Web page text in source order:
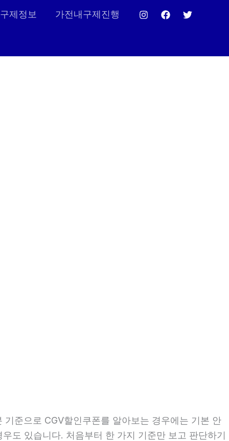
제정보 가전내구제진행
준으로 CGV할인쿠폰를 알아보는 경우에는 기본 안
도 있습니다. 처음부터 한 가지 기준만 보고 판단하기